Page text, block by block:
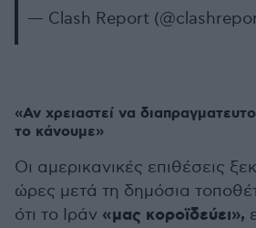
— Clash Report
«Αν χρειαστεί να
το κάνουμε»
Οι αμερικανικές επιθέσεις
ώρες μετά τη δημόσια
ότι το Ιράν «μας κοροϊδεύει»,